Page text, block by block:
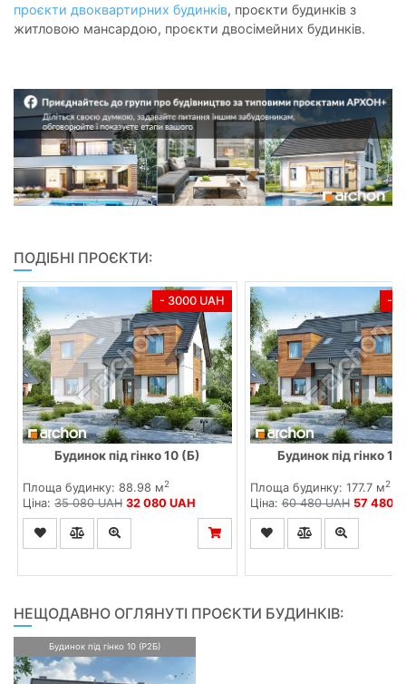
проєкти двоквартирних будинків, проєкти будинків з
житловою мансардою, проєкти двосімейних будинків.
ПОДІБНІ ПРОЄКТИ:
- 3000 UAH
Будинок під гінко 10 (Б)
Площа будинку: 88.98 м2
Ціна: 35 080 UAH 32 080 UAH
-
Будинок під гінко
Площа будинку: 177.7 м2
Ціна:60 480 UAH 57 480
НЕЩОДАВНО ОГЛЯНУТІ ПРОЄКТИ БУДИНКІВ:
Будинок під гінко 10 (Р2Б)